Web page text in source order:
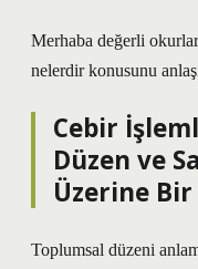
Merhaba değerli
nelerdir konusunu
Cebir
Düzen ve
Üzerine
Toplumsal düzeni